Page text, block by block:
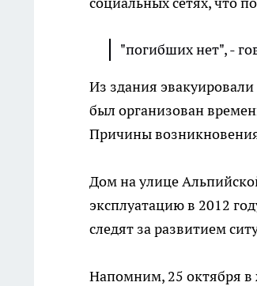
"погибших нет", -
Из здания
был организован
Причины
Дом на улице
эксплуатацию в 2012
следят за развитием
Напомним, 25 октября в